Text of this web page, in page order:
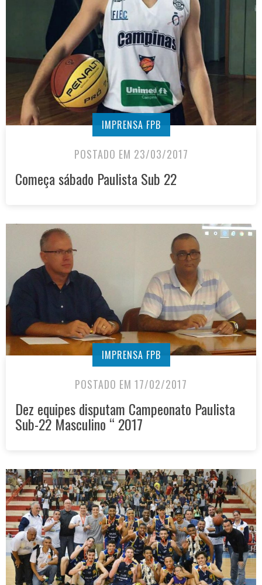
IMPRENSA FPB
POSTADO EM 23/03/2017
Começa sábado Paulista Sub 22
IMPRENSA FPB
POSTADO EM 17/02/2017
Dez equipes disputam Campeonato Paulista
Sub-22 Masculino “ 2017